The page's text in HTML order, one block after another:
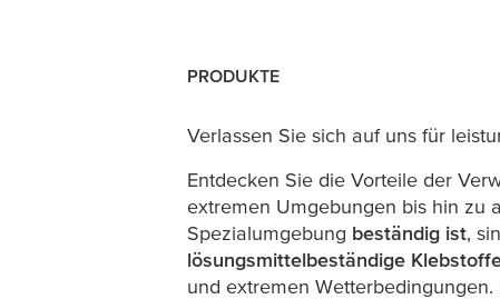
PRODUKTE
Verlassen Sie sich auf uns für
Entdecken Sie die Vorteile der
extremen Umgebungen bis hin zu
Spezialumgebung beständig ist,
lösungsmittelbeständige
und extremen